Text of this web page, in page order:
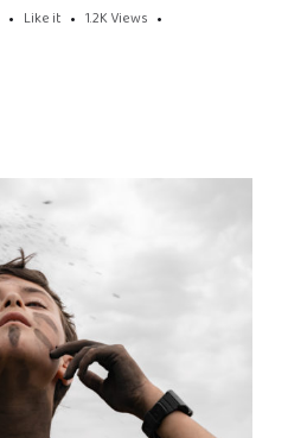
Like it 1.2K Views